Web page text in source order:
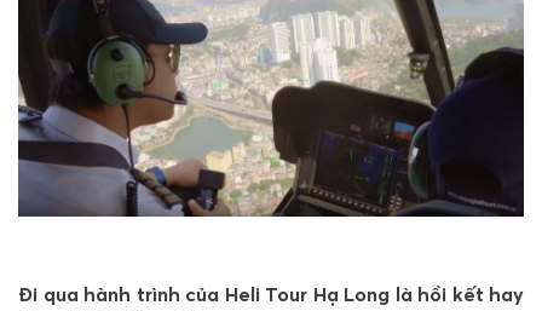
Đi qua hành trình của Heli Tour Hạ Long là hồi kết hay